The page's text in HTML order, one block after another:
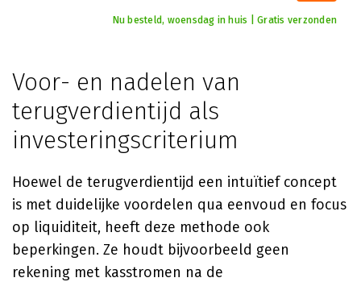
Nu besteld, woensdag in huis | Gratis verzonden
Voor- en nadelen van
terugverdientijd als
investeringscriterium
Hoewel de terugverdientijd een intuïtief concept
is met duidelijke voordelen qua eenvoud en focus
op liquiditeit, heeft deze methode ook
beperkingen. Ze houdt bijvoorbeeld geen
rekening met kasstromen na de